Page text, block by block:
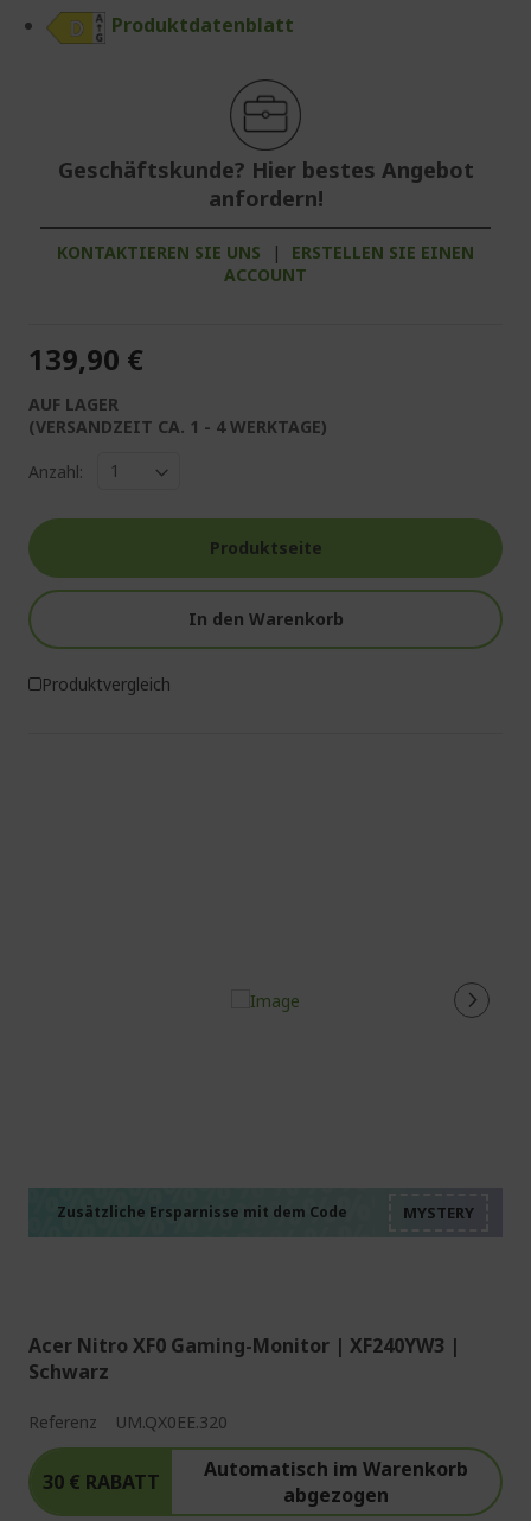
Produktdatenblatt
Geschäftskunde? Hier bestes Angebot
anfordern!
KONTAKTIEREN SIE UNS |
ERSTELLEN SIE EINEN
ACCOUNT
139,90 €
AUF LAGER
(VERSANDZEIT CA. 1 - 4 WERKTAGE)
Anzahl:
Produktseite
In den Warenkorb
Produktvergleich
Zusätzliche Ersparnisse mit dem Code
Acer Nitro XF0 Gaming-Monitor | XF240YW3 |
Schwarz
Referenz UM.QX0EE.320
30 € RABATT
Automatisch im Warenkorb
abgezogen